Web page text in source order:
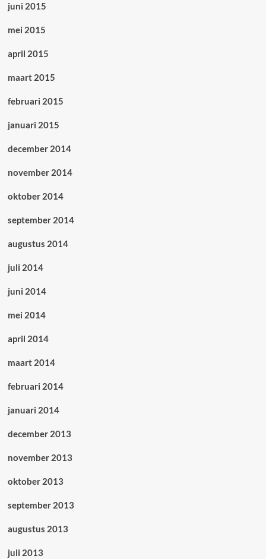
juni 2015
mei 2015
april 2015
maart 2015
februari 2015
januari 2015
december 2014
november 2014
oktober 2014
september 2014
augustus 2014
juli 2014
juni 2014
mei 2014
april 2014
maart 2014
februari 2014
januari 2014
december 2013
november 2013
oktober 2013
september 2013
augustus 2013
juli 2013